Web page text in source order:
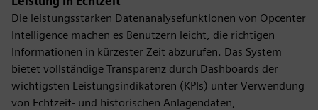
Die leistungsstarken Datenanalysefunktionen von Opcenter
Intelligence machen es Benutzern leicht, die richtigen
Informationen in kürzester Zeit abzurufen. Das System
bietet vollständige Transparenz durch Dashboards der
wichtigsten Leistungsindikatoren (KPIs) unter Verwendung
von Echtzeit- und historischen Anlagendaten,